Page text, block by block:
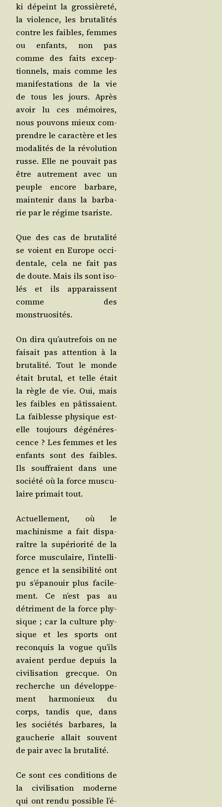
ki dépeint la gros­siè­re­té,
la vio­lence, les bru­ta­li­tés
contre les faibles, femmes
ou enfants, non pas
comme des faits excep­
tion­nels, mais comme les
mani­fes­ta­tions de la vie
de tous les jours. Après
avoir lu ces mémoires,
nous pou­vons mieux com­
prendre le carac­tère et les
moda­li­tés de la révo­lu­tion
russe. Elle ne pou­vait pas
être autre­ment avec un
peuple encore bar­bare,
main­te­nir dans la bar­ba­
rie par le régime tsariste.
Que des cas de bru­ta­li­té
se voient en Europe occi­
den­tale, cela ne fait pas
de doute. Mais ils sont iso­
lés et ils appa­raissent
comme des
monstruosités.
On dira qu’au­tre­fois on ne
fai­sait pas atten­tion à la
bru­ta­li­té. Tout le monde
était bru­tal, et telle était
la règle de vie. Oui, mais
les faibles en pâtis­saient.
La fai­blesse phy­sique est-
elle tou­jours dégé­né­res­
cence ? Les femmes et les
enfants sont des faibles.
Ils souf­fraient dans une
socié­té où la force mus­cu­
laire pri­mait tout.
Actuel­le­ment, où le
machi­nisme a fait dis­pa­
raître la supé­rio­ri­té de la
force mus­cu­laire, l’in­tel­li­
gence et la sen­si­bi­li­té ont
pu s’é­pa­nouir plus faci­le­
ment. Ce n’est pas au
détri­ment de la force phy­
sique ; car la culture phy­
sique et les sports ont
recon­quis la vogue qu’ils
avaient per­due depuis la
civi­li­sa­tion grecque. On
recherche un déve­lop­pe­
ment har­mo­nieux du
corps, tan­dis que, dans
les socié­tés bar­bares, la
gau­che­rie allait sou­vent
de pair avec la brutalité.
Ce sont ces condi­tions de
la civi­li­sa­tion moderne
qui ont ren­du pos­sible l’é­